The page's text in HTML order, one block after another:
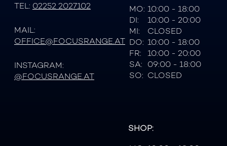
TEL: 02252 2027102
MAIL:
OFFICE@FOCUSRANGE.AT
INSTAGRAM:
@FOCUSRANGE.AT
MO: 10:00 - 18:00
DI:
10:00 - 20:00
MI:
CLOSED
DO: 10:00 - 18:00
FR:
10:00 - 20:00
SA: 09:00 - 18:00
SO: CLOSED
SHOP: